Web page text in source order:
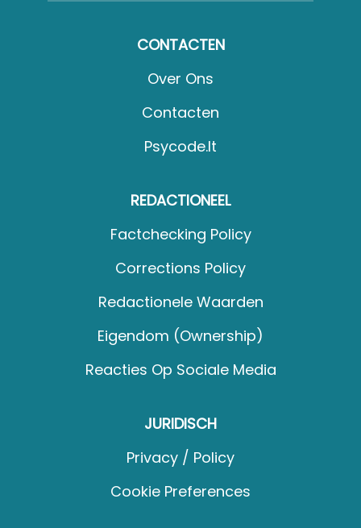
CONTACTEN
Over Ons
Contacten
Psycode.it
REDACTIONEEL
Factchecking Policy
Corrections Policy
Redactionele Waarden
Eigendom (Ownership)
Reacties Op Sociale Media
JURIDISCH
Privacy / Policy
Cookie Preferences